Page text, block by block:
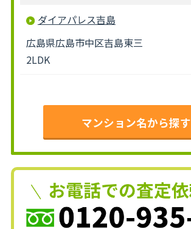
ダイアパレス吉島
広島県広島市中区吉島東三
2LDK
マンション名から探す